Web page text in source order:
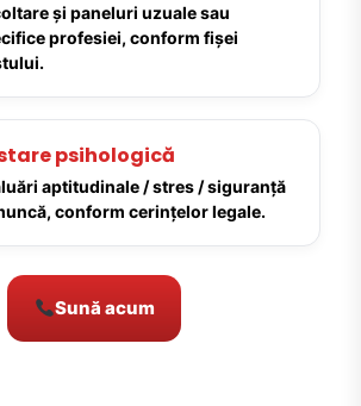
și paneluri uzuale sau
profesiei, conform fișei
psihologică
aptitudinale / stres / siguranță
conform cerințelor legale.
Sună acum